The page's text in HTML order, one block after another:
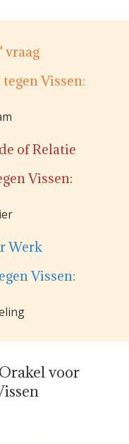
vraag
Vissen:
of Relatie
Vissen:
Werk
Vissen:
voor